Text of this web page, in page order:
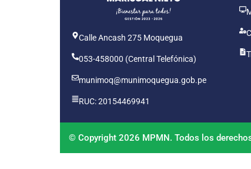
Calle Ancash 275 Moquegua
053-458000 (Central Telefónica)
munimoq@munimoquegua.gob.pe
RUC: 20154469941
© Copyright 2026 MPMN. Todos los